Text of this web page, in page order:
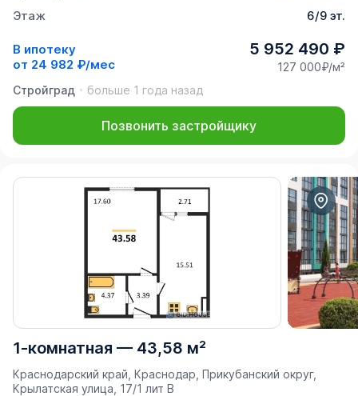
Этаж
6/9 эт.
В ипотеку
от 24 982 ₽/мес
5 952 490 ₽
127 000₽/м²
Стройград
больше 1 года назад
Позвонить застройщику
1-комнатная — 43,58 м²
Краснодарский край, Краснодар, Прикубанский округ,
Крылатская улица, 17/1 лит В